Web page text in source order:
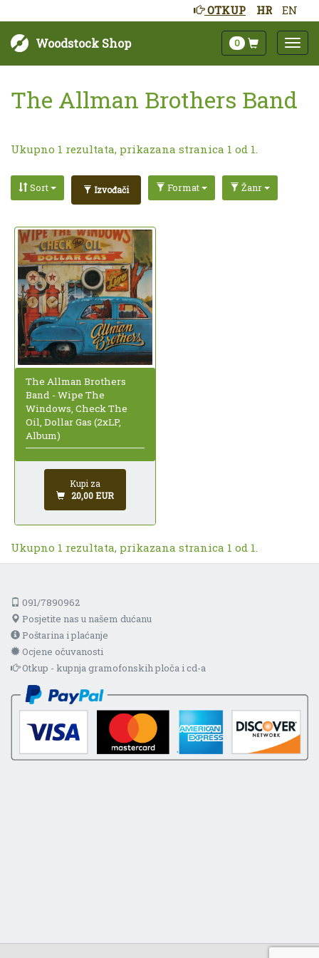
HR EN
OTKUP
Woodstock Shop 0
The Allman Brothers Band
Ukupno 1 rezultata, prikazana stranica 1 od 1.
Sort Izvođači Format Žanr
The Allman Brothers
Band - Wipe The
Windows, Check The
Oil, Dollar Gas (2xLP,
Album)
Kupi za
20,00 EUR
Ukupno 1 rezultata, prikazana stranica 1 od 1.
091/7890962
Posjetite nas u našem dućanu
Poštarina i plaćanje
Ocjene očuvanosti
Otkup - kupnja gramofonskih ploča i cd-a